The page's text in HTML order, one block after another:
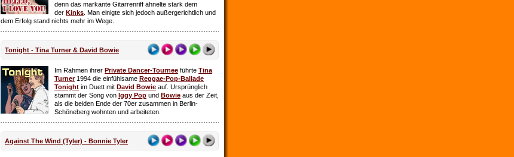
denn das markante Gitarrenriff ähnelte stark dem
der Kinks . Man einigte sich jedoch außergerichtlich und
dem Erfolg stand nichts mehr im Wege.
Tonight - Tina Turner & David Bowie
Im Rahmen ihrer Private Dancer-Tournee führte Tina
Turner 1994 die einfühlsame Reggae-Pop-Ballade
Tonight im Duett mit David Bowie auf. Ursprünglich
stammt der Song von Iggy Pop und Bowie aus der Zeit,
als die beiden Ende der 70er zusammen in Berlin-
Schöneberg wohnten und arbeiteten.
Against The Wind (Tyler) - Bonnie Tyler